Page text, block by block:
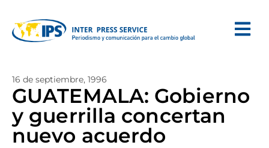
16 de septiembre, 1996
GUATEMALA: Gobierno
y guerrilla concertan
nuevo acuerdo